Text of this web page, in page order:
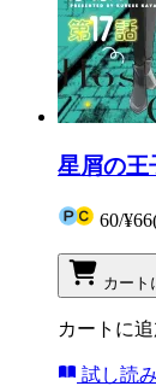
星屑の王
60/¥66
カート
カートに
試し読み